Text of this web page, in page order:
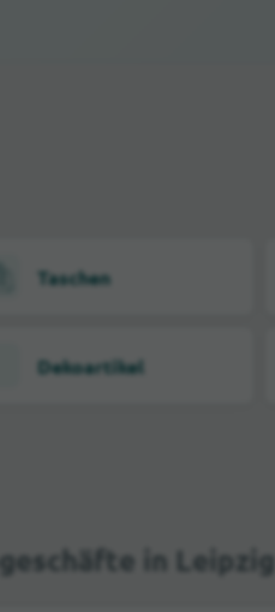
Taschen
Dekoartikel
in Leipzig